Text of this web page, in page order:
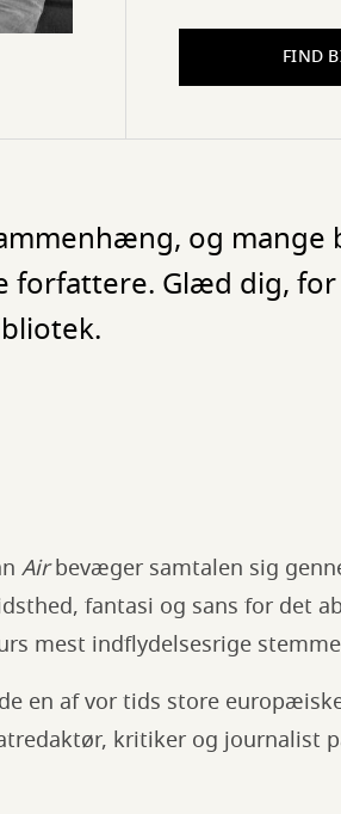
FIND
og mange
forfattere. Glæd dig,
Airbevæger samtalen sig
fantasi og sans for det
mest indflydelsesrige
en af vor tids store
kritiker og journalist